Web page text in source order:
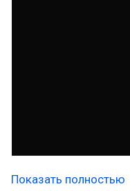
Показать полностью